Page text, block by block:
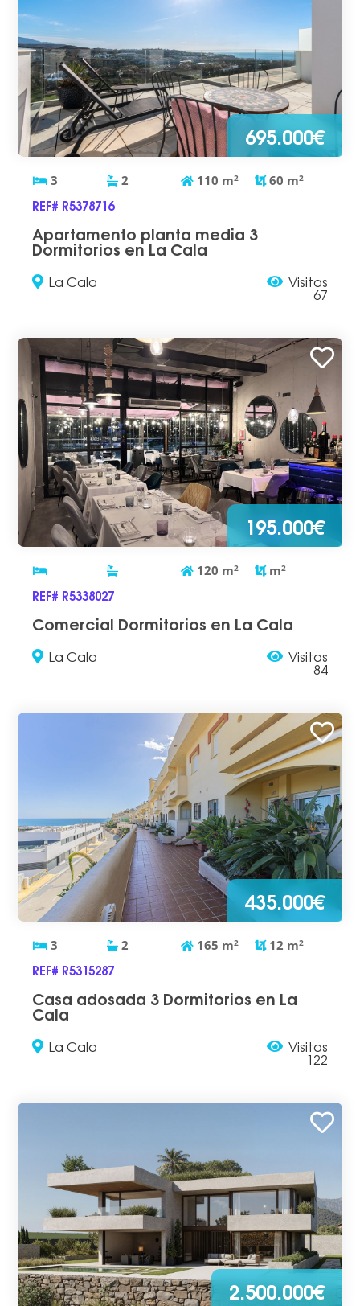
695.000€
3 2 110 m2 60 m2
REF# R5378716
Apartamento planta media 3
Dormitorios en La Cala
La Cala Visitas
67
195.000€
120 m2 m2
REF# R5338027
Comercial Dormitorios en La Cala
La Cala Visitas
84
435.000€
3 2 165 m2 12 m2
REF# R5315287
Casa adosada 3 Dormitorios en La
Cala
La Cala Visitas
122
2.500.000€